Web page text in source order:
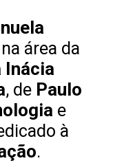
na área da
Inácia
, de Paulo
e
à
.